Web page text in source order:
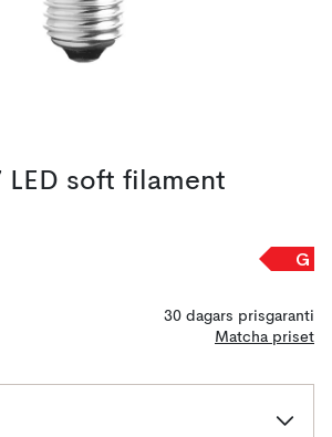
LED soft filament
G
30 dagars prisgaranti
Matcha priset